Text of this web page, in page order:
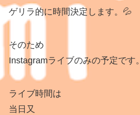
ゲリラ的に時間決定します。💦
そのため
Instagramライブのみの予定です。
ライブ時間は
当日又